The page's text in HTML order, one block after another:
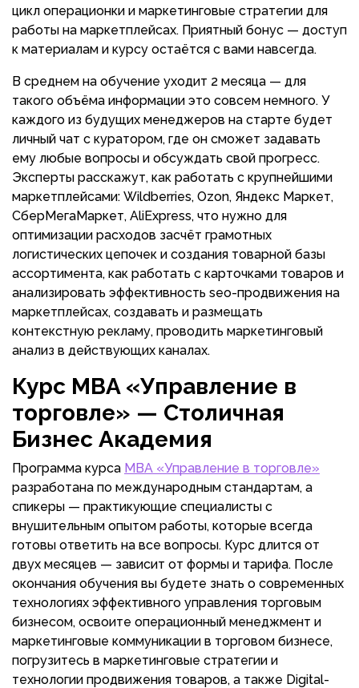
цикл операционки и маркетинговые стратегии для
работы на маркетплейсах. Приятный бонус — доступ
к материалам и курсу остаётся с вами навсегда.
В среднем на обучение уходит 2 месяца — для
такого объёма информации это совсем немного. У
каждого из будущих менеджеров на старте будет
личный чат с куратором, где он сможет задавать
ему любые вопросы и обсуждать свой прогресс.
Эксперты расскажут, как работать с крупнейшими
маркетплейсами: Wildberries, Ozon, Яндекс Маркет,
СберМегаМаркет, AliExpress, что нужно для
оптимизации расходов засчёт грамотных
логистических цепочек и создания товарной базы
ассортимента, как работать с карточками товаров и
анализировать эффективность seo-продвижения на
маркетплейсах, создавать и размещать
контекстную рекламу, проводить маркетинговый
анализ в действующих каналах.
Курс MBA «Управление в
торговле» — Столичная
Бизнес Академия
Программа курса MBA «Управление в торговле»
разработана по международным стандартам, а
спикеры — практикующие специалисты с
внушительным опытом работы, которые всегда
готовы ответить на все вопросы. Курс длится от
двух месяцев — зависит от формы и тарифа. После
окончания обучения вы будете знать о современных
технологиях эффективного управления торговым
бизнесом, освоите операционный менеджмент и
маркетинговые коммуникации в торговом бизнесе,
погрузитесь в маркетинговые стратегии и
технологии продвижения товаров, а также Digital-